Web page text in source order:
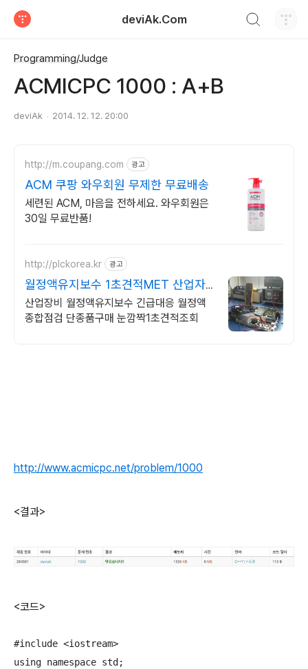
deviAk.Com
Programming/Judge
ACMICPC 1000 : A+B
deviAk 2014. 12. 12. 20:00
http://m.coupang.com 광고
ACM 쿠팡 와우회원 무제한 무료배송
세련된 ACM, 마음을 전하세요. 와우회원은
30일 무료반품!
http://plckorea.kr 광고
월정액유지보수 1초견적MET 산업자
동화 장비판매수리보수
산업장비 월정액유지보수 긴급대응 월정액
종합점검 단종품구매 눈깜짝1초견적조회
http://www.acmicpc.net/problem/1000
<결과>
<코드>
#include <iostream>
using namespace std;